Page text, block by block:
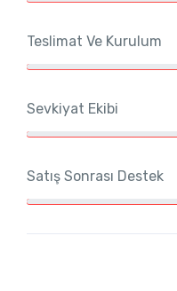
Teslimat Ve Kurulum
Sevkiyat Ekibi
Satış Sonrası Destek